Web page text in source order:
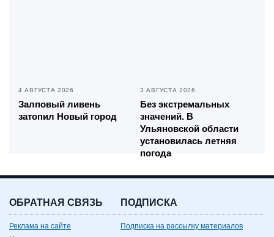
4 АВГУСТА 2026
Залповый ливень
затопил Новый город
3 АВГУСТА 2026
Без экстремальных
значений. В
Ульяновской области
установилась летняя
погода
ОБРАТНАЯ СВЯЗЬ
Реклама на сайте
ПОДПИСКА
Подписка на рассылку материалов